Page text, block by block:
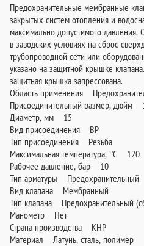
Предохранительные мембранные
закрытых систем отопления и
максимально допустимого
в заводских условиях на сброс
трубопроводной сети или
указано на защитной крышке
защитная крышка запрессована.
Область применения
Присоединительный размер, дюйм
Диаметр, мм 15
Вид присоединения ВР
Тип присоединения Резьба
Максимальная температура, °С 120
Рабочее давление, бар 10
Тип арматуры Предохранительный
Вид клапана Мембранный
Тип клапана Предохранительный
Манометр Нет
Страна производства КНР
Материал Латунь, сталь, полимер